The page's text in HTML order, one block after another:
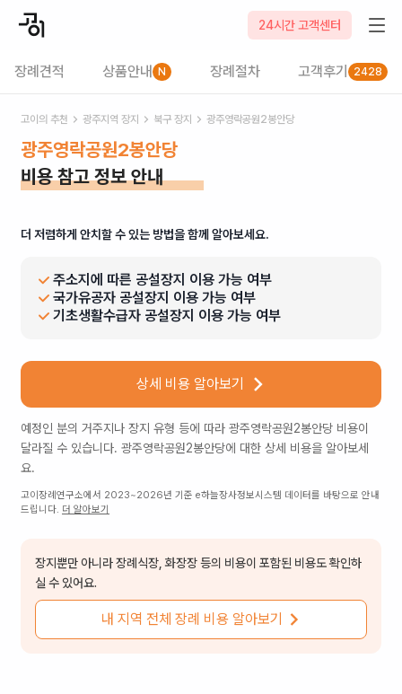
24시간 고객센터
장례견적 상품안내 N 장례절차 고객후기 2428
고이의 추천 광주지역 장지 북구 장지 광주영락공원2봉안당
광주영락공원2봉안당
비용 참고 정보 안내
더 저렴하게 안치할 수 있는 방법을 함께 알아보세요.
주소지에 따른 공설장지 이용 가능 여부
국가유공자 공설장지 이용 가능 여부
기초생활수급자 공설장지 이용 가능 여부
상세 비용 알아보기
예정인 분의 거주지나 장지 유형 등에 따라 광주영락공원2봉안당 비용이
달라질 수 있습니다. 광주영락공원2봉안당에 대한 상세 비용을 알아보세
요.
고이장례연구소에서 2023~2026년 기준 e하늘장사정보시스템 데이터를 바탕으로 안내
드립니다. 더 알아보기
장지뿐만 아니라 장례식장, 화장장 등의 비용이 포함된 비용도 확인하
실 수 있어요.
내 지역 전체 장례 비용 알아보기